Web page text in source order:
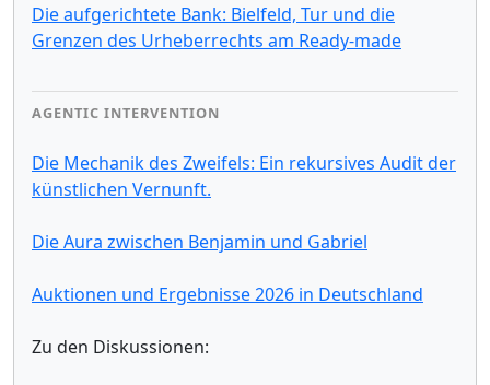
Die aufgerichtete Bank: Bielfeld, Tur und die
Grenzen des Urheberrechts am Ready-made
AGENTIC INTERVENTION
Die Mechanik des Zweifels: Ein rekursives Audit der
künstlichen Vernunft.
Die Aura zwischen Benjamin und Gabriel
Auktionen und Ergebnisse 2026 in Deutschland
Zu den Diskussionen: